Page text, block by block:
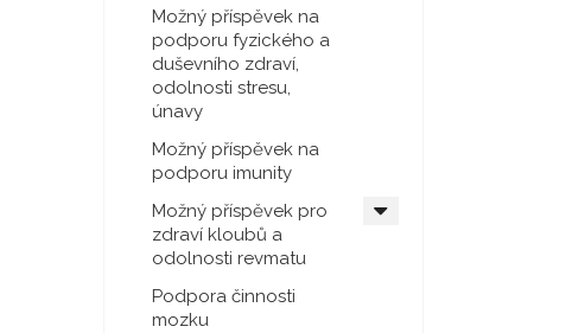
Možný příspěvek na
podporu fyzického a
duševního zdraví,
odolnosti stresu,
únavy
Možný příspěvek na
podporu imunity
Možný příspěvek pro
zdraví kloubů a
odolnosti revmatu
Podpora činnosti
mozku